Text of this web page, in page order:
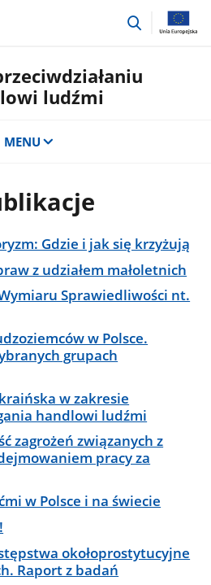
przejdź
ludźmi
MENU
Gdzie i jak się krzyżują
z udziałem małoletnich
Sprawiedliwości nt.
w Polsce.
grupach
w zakresie
handlowi ludźmi
zagrożeń związanych z
pracy za
w Polsce i na świecie
okołoprostytucyjne
Raport z badań